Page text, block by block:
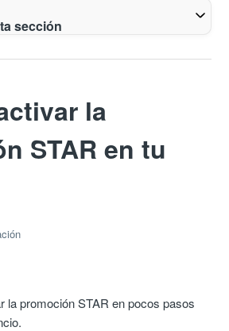
sección
la
STAR en tu
la promoción STAR en pocos pasos